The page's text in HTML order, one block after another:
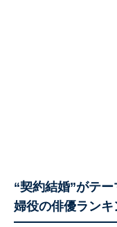
“契約結婚”がテ
婦役の俳優ランキ